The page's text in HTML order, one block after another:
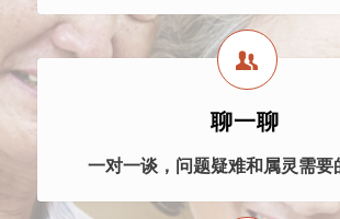
聊一聊
一对一谈，问题疑难和属灵需要